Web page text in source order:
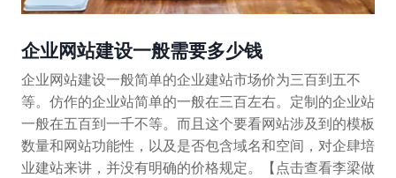
企业网站建设一般需要多少钱
企业网站建设一般简单的企业建站市场价为三百到五不
等。仿作的企业站简单的一般在三百左右。定制的企业站
一般在五百到一千不等。而且这个要看网站涉及到的模板
数量和网站功能性，以及是否包含域名和空间，对企肆培
业建站来讲，并没有明确的价格规定。【点击查看李梁做